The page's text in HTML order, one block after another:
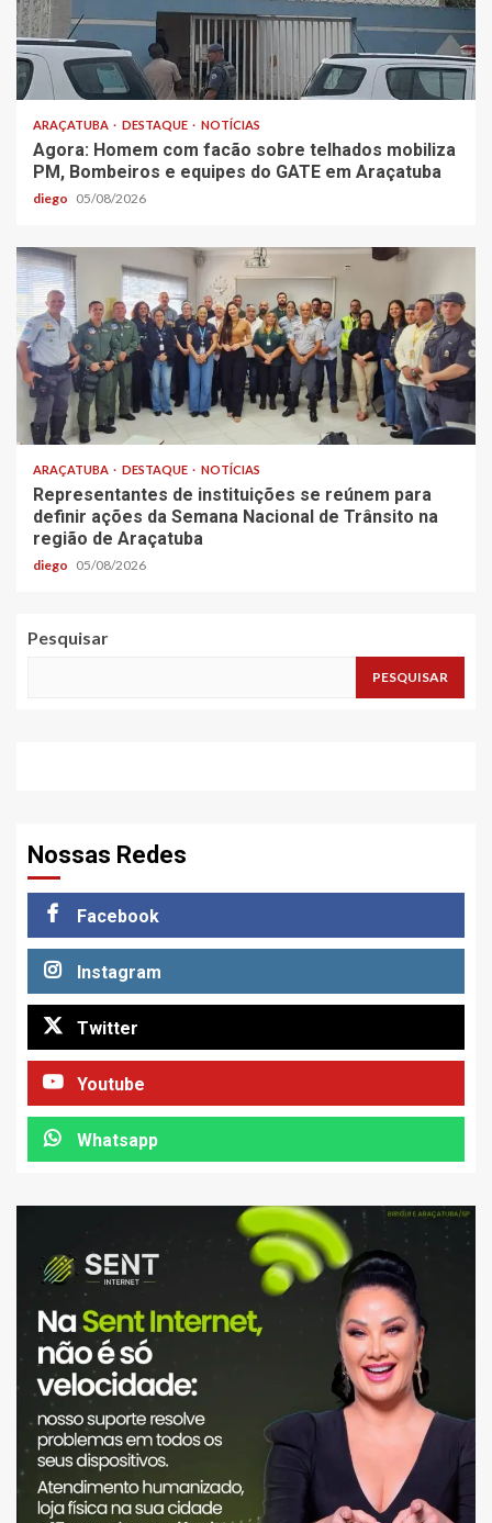
ARAÇATUBA DESTAQUE NOTÍCIAS
Agora: Homem com facão sobre telhados mobiliza
PM, Bombeiros e equipes do GATE em Araçatuba
diego 05/08/2026
ARAÇATUBA DESTAQUE NOTÍCIAS
Representantes de instituições se reúnem para
definir ações da Semana Nacional de Trânsito na
região de Araçatuba
diego 05/08/2026
Pesquisar
PESQUISAR
Nossas Redes
Facebook
Instagram
Twitter
Youtube
Whatsapp